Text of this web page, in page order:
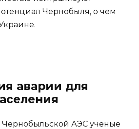
Чернобыля, о чем
аварии для
Чернобыльской АЭС ученые